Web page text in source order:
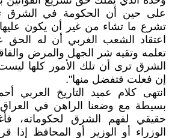
على حين أن الحكومة في الشرق
تشرع ما تشاء من غير أن يكون
اعتقاد الشعب الغربي أن له
تعلمه وتقيه شر الجهل والمرض
الشرق ترى أن تلك الأمور كلها ليست
إن فعلت فتفضل منها".
انتهى كلام عميد التاريخ العربي
بسيطة مع وضعنا الراهن في
حقيقي لفهم الشرق لحكوماته،
الوزراء أو الوزير أو المحافظ